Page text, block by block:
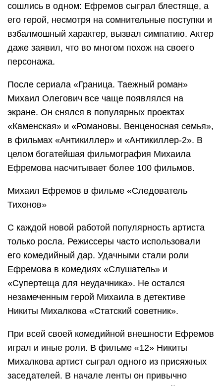
сошлись в одном: Ефремов сыграл блестяще, а
его герой, несмотря на сомнительные поступки и
взбалмошный характер, вызвал симпатию. Актер
даже заявил, что во многом похож на своего
персонажа.
После сериала «Граница. Таежный роман»
Михаил Олегович все чаще появлялся на
экране. Он снялся в популярных проектах
«Каменская» и «Романовы. Венценосная семья»,
в фильмах «Антикиллер» и «Антикиллер-2». В
целом богатейшая фильмография Михаила
Ефремова насчитывает более 100 фильмов.
Михаил Ефремов в фильме «Следователь
Тихонов»
С каждой новой работой популярность артиста
только росла. Режиссеры часто использовали
его комедийный дар. Удачными стали роли
Ефремова в комедиях «Слушатель» и
«Супертеща для неудачника». Не остался
незамеченным герой Михаила в детективе
Никиты Михалкова «Статский советник».
При всей своей комедийной внешности Ефремов
играл и иные роли. В фильме «12» Никиты
Михалкова артист сыграл одного из присяжных
заседателей. В начале ленты он привычно